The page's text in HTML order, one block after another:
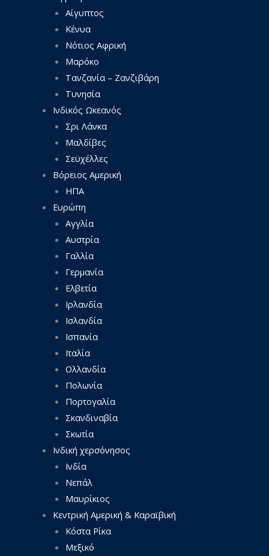
Αίγυπτος
Κένυα
Νότιος Αφρική
Μαρόκο
Τανζανία – Ζανζιβάρη
Τυνησία
Ινδικός Ωκεανός
Σρι Λάνκα
Μαλδίβες
Σεϋχέλλες
Βόρειος Αμερική
ΗΠΑ
Ευρώπη
Αγγλία
Αυστρία
Γαλλία
Γερμανία
Ελβετία
Ιρλανδία
Ισλανδία
Ισπανία
Ιταλία
Ολλανδία
Πολωνία
Πορτογαλία
Σκανδιναβία
Σκωτία
Ινδική χερσόνησος
Ινδία
Νεπάλ
Μαυρίκιος
Κεντρική Αμερική & Καραϊβική
Κόστα Ρίκα
Μεξικό